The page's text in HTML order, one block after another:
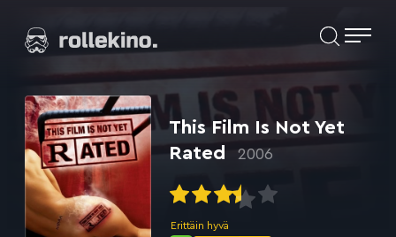
suoraan
Elokuvat ja elokuva-arviot | Rollekino.fi
lopputekstien
jälkeen.
This Film Is Not Yet
Rated
2006
Erittäin hyvä